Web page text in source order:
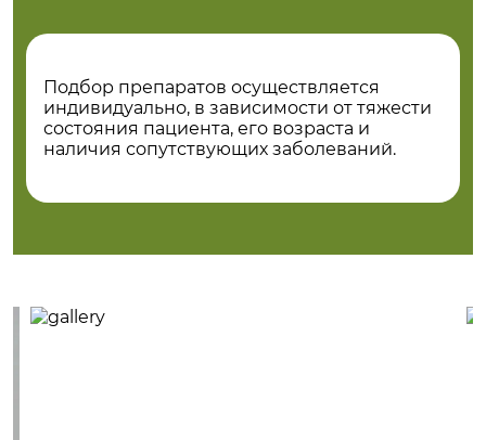
Подбор препаратов осуществляется
индивидуально, в зависимости от тяжести
состояния пациента, его возраста и
наличия сопутствующих заболеваний.